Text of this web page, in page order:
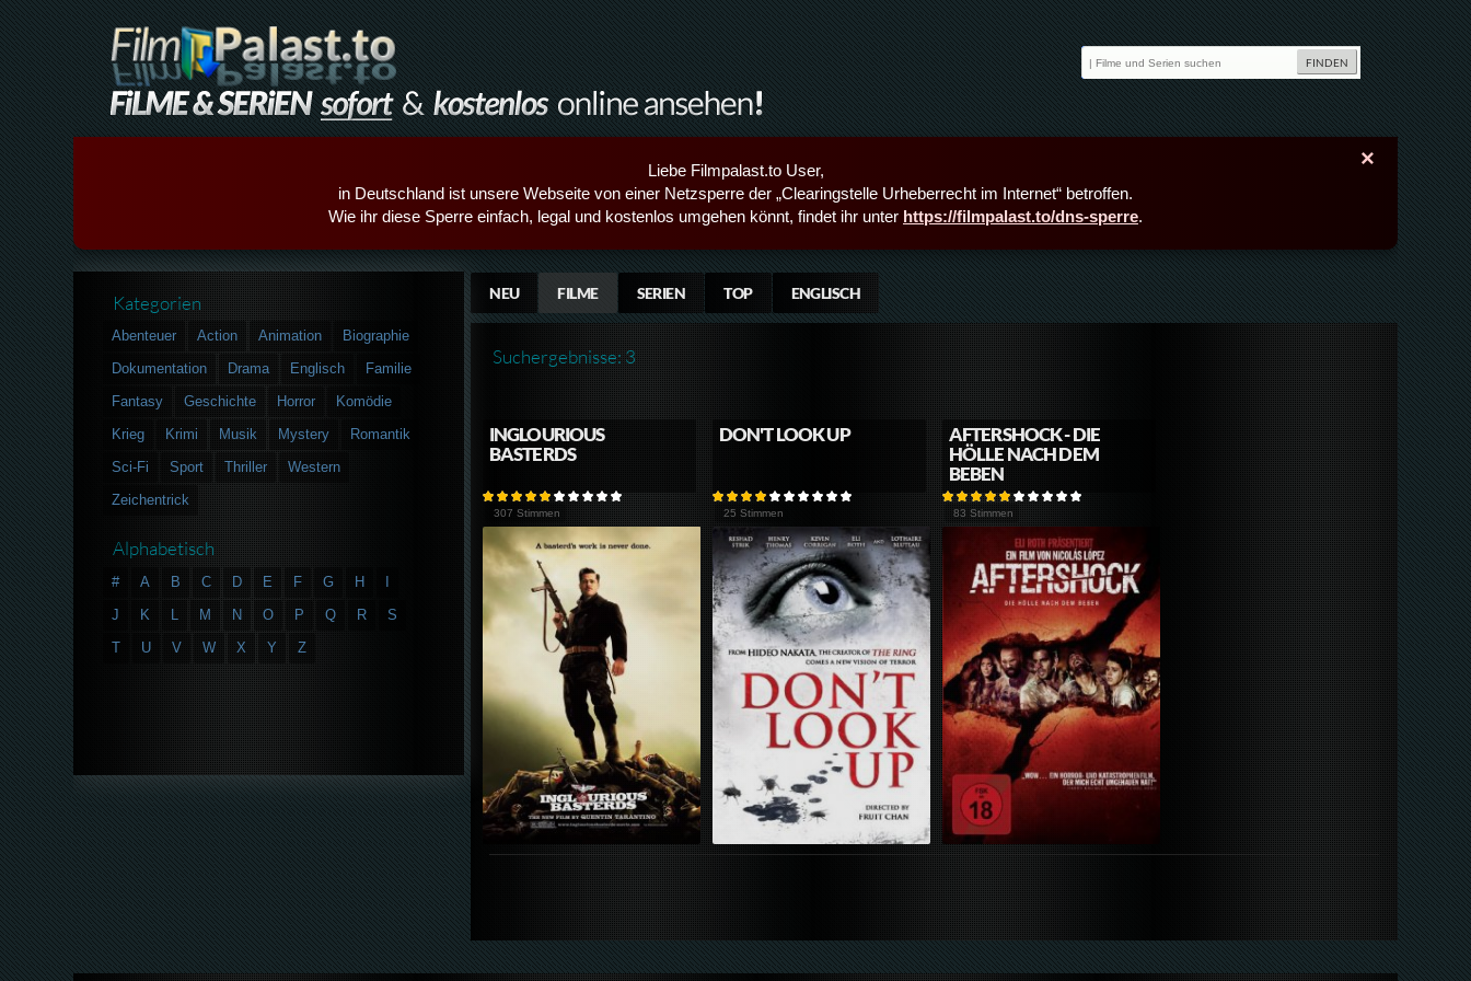
×
Liebe Filmpalast.to User,
in Deutschland ist unsere Webseite von einer Netzsperre der „Clearingstelle Urheberrecht im Internet“ betroffen.
Wie ihr diese Sperre einfach, legal und kostenlos umgehen könnt, findet ihr unter https://filmpalast.to/dns-sperre.
NEU FILME SERIEN TOP ENGLISCH
Suchergebnisse: 3
INGLOURIOUS
BASTERDS
307 Stimmen
DON'T LOOK UP
25 Stimmen
AFTERSHOCK - DIE
HÖLLE NACH DEM
BEBEN
83 Stimmen
Kategorien
Abenteuer Action Animation
Biographie
Dokumentation
Drama Englisch
Familie
Fantasy
Geschichte Horror
Komödie
Krieg
Krimi Musik Mystery
Romantik
Sci-Fi
Sport Thriller
Western
Zeichentrick
Alphabetisch
# A B C D E F G H
J
K L M N O P Q R
S
T
U V W X Y Z